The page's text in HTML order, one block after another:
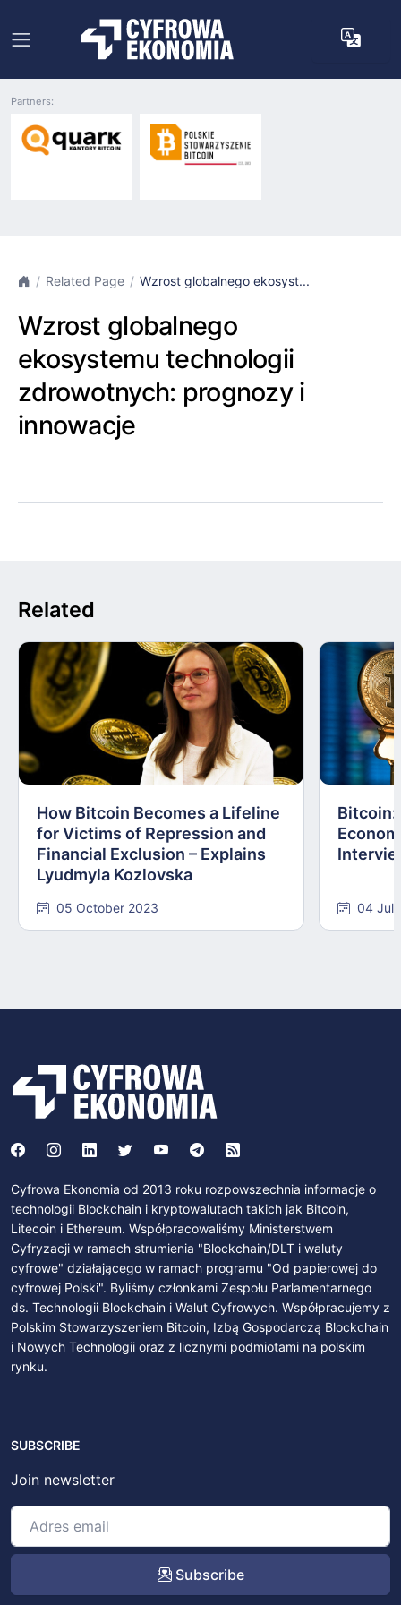
Partners:
Related Page Wzrost globalnego ekosyst...
Wzrost globalnego
ekosystemu technologii
zdrowotnych: prognozy i
innowacje
Related
How Bitcoin Becomes a Lifeline
for Victims of Repression and
Financial Exclusion – Explains
Lyudmyla Kozlovska
05 October 2023
Bitcoin:
04
Cyfrowa Ekonomia od 2013 roku rozpowszechnia informacje o
technologii Blockchain i kryptowalutach takich jak Bitcoin,
Litecoin i Ethereum. Współpracowaliśmy Ministerstwem
Cyfryzacji w ramach strumienia "Blockchain/DLT i waluty
cyfrowe" działającego w ramach programu "Od papierowej do
cyfrowej Polski". Byliśmy członkami Zespołu Parlamentarnego
ds. Technologii Blockchain i Walut Cyfrowych. Współpracujemy z
Polskim Stowarzyszeniem Bitcoin, Izbą Gospodarczą Blockchain
i Nowych Technologii oraz z licznymi podmiotami na polskim
rynku.
SUBSCRIBE
Join newsletter
Subscribe